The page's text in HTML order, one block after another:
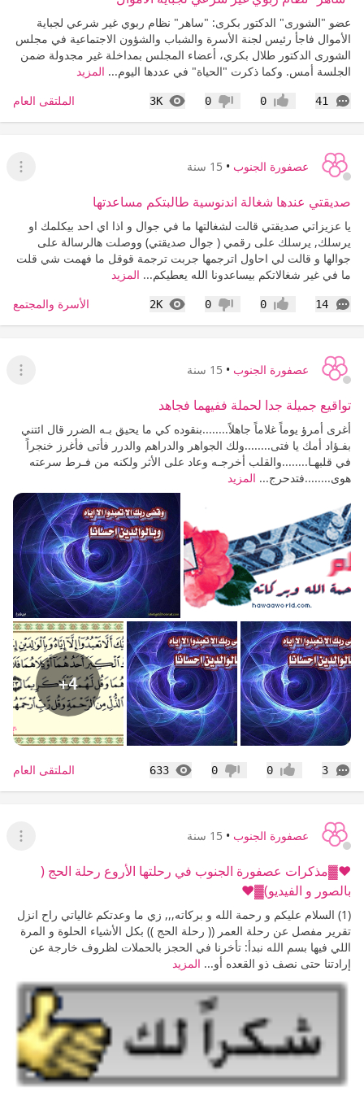
عضو "الشورى" الدكتور بكرى: "ساهر" نظام ربوي غير شرعي لجباية
الأموال فاجأ رئيس لجنة الأسرة والشباب والشؤون الاجتماعية في مجلس
الشورى الدكتور طلال بكري، أعضاء المجلس بمداخلة غير مجدولة ضمن
الجلسة أمس. وكما ذكرت "الحياة" في عددها اليوم... المزيد
41
التعليقات إعجاب0 عدم إعجاب
0
3K
المشاهدات الملتقى العام
عصفورة الجنوب • 15 سنة
عرض
صديقتي عندها شغالة اندنوسية طالبتكم مساعدتها
يا عزيزاتي صديقتي قالت لشغالتها ما في جوال و اذا اي احد بيكلمك او
يرسلك, يرسلك على رقمي ( جوال صديقتي) ووصلت هالرسالة على
جوالها و قالت لي احاول اترجمها جربت ترجمة قوقل ما فهمت شي قلت
ما في غير شغالاتكم بيساعدونا الله يعطيكم... المزيد
14
التعليقات إعجاب0 عدم إعجاب
0
2K
المشاهدات الأسرة والمجتمع
عصفورة الجنوب • 15 سنة
عرض
تواقيع جميلة جدا لحملة ففيهما فجاهد
أغرى أمرؤ يوماً غلاماً جاهلاً........بنقوده كي ما يحيق بـه الضرر قال ائتني
بفـؤاد أمك يا فتى........ولك الجواهر والدراهم والدرر فأتى فأغرز خنجراً
في قلبهـا........والقلب أخرجـه وعاد على الأثر ولكنه من فـرط سرعته
هوى........فتدحرج... المزيد
+4
3
التعليقات إعجاب0 عدم إعجاب
0
633
المشاهدات الملتقى العام
عصفورة الجنوب • 15 سنة
عرض
♥▓مذكرات عصفورة الجنوب في رحلتها الأروع رحلة الحج (
بالصور و الفيديو)▓♥
(1) السلام عليكم و رحمة الله و بركاته,,, زي ما وعدتكم غالياتي راح انزل
تقرير مفصل عن رحلة العمر (( رحلة الحج )) بكل الأشياء الحلوة و المرة
اللي فيها بسم الله نبدأ: تأخرنا في الحجز بالحملات لظروف خارجة عن
إرادتنا حتى نصف ذو القعده أو... المزيد